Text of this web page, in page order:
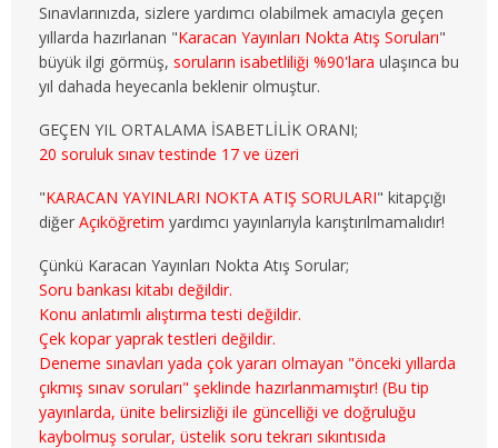
1. SINIF 1. YARIYIL MALİYE
1. SINIF 2. YARIYIL MALİYE
2. SINIF 3. YARIYIL MALİYE
3. SINIF 5. YARIYIL MALİYE
3. SINIF 6. YARIYIL MALİYE
4. SINIF 7. YARIYIL MALİYE
4. SINIF 8. YARIYIL MALİYE
ÇALIŞMA EKO. VE END. İLİŞ.
Sınavlarınızda, sizlere yardımcı olabilmek amacıyla geçen
yıllarda hazırlanan "Karacan Yayınları Nokta Atış Soruları"
büyük ilgi görmüş, soruların isabetliliği %90'lara ulaşınca bu
yıl dahada heyecanla beklenir olmuştur.
GEÇEN YIL ORTALAMA İSABETLİLİK ORANI;
20 soruluk sınav testinde 17 ve üzeri
"KARACAN YAYINLARI NOKTA ATIŞ SORULARI" kitapçığı
diğer Açıköğretim yardımcı yayınlarıyla karıştırılmamalıdır!
Çünkü Karacan Yayınları Nokta Atış Sorular;
Soru bankası kitabı değildir.
Konu anlatımlı alıştırma testi değildir.
Çek kopar yaprak testleri değildir.
Deneme sınavları yada çok yararı olmayan "önceki yıllarda
çıkmış sınav soruları" şeklinde hazırlanmamıştır! (Bu tip
yayınlarda, ünite belirsizliği ile güncelliği ve doğruluğu
kaybolmuş sorular, üstelik soru tekrarı sıkıntısıda